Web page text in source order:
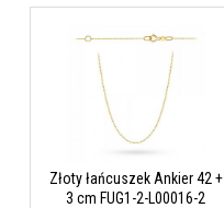
Złoty łańcuszek Ankier 42 +
3 cm FUG1-2-L00016-2